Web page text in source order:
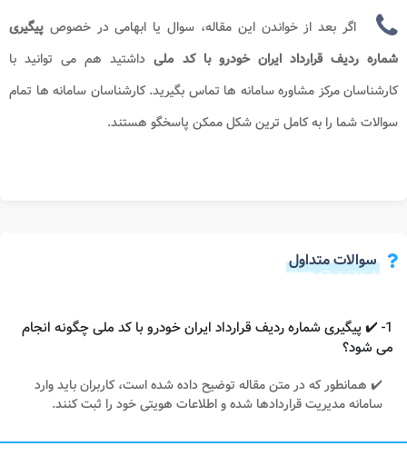
اگر بعد از خواندن این مقاله، سوال یا ابهامی در خصوص پیگیری
شماره ردیف قرارداد ایران خودرو با کد ملی​داشتید هم می توانید با
کارشناسان مرکز مشاوره سامانه ها تماس بگیرید. کارشناسان سامانه ها تمام
سوالات شما را به کامل ترین شکل ممکن پاسخگو هستند.
سوالات متداول
1- ✔️ پیگیری شماره ردیف قرارداد ایران خودرو با کد ملی چگونه انجام
می شود؟
✔️ همانطور که در متن مقاله توضیح داده شده است، کاربران باید وارد
سامانه مدیریت قراردادها شده و اطلاعات هویتی خود را ثبت کنند.